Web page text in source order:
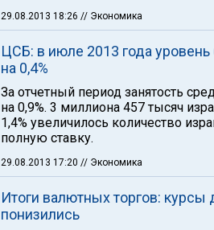
29.08.2013 18:26 // Экономика
ЦСБ: в июле 2013 года
на 0,4%
За отчетный период занятость
на 0,9%. 3 миллиона 457 тысяч
1,4% увеличилось количество
полную ставку.
29.08.2013 17:20 // Экономика
Итоги валютных торгов: курсы
понизились